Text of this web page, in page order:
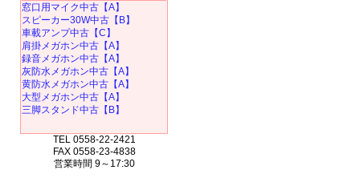
窓口用マイク中古【A】
スピーカー30W中古【B】
車載アンプ中古【C】
肩掛メガホン中古【A】
録音メガホン中古【A】
灰防水メガホン中古【A】
黄防水メガホン中古【A】
大型メガホン中古【A】
三脚スタンド中古【B】
TEL 0558-22-2421
FAX 0558-23-4838
営業時間 9～17:30